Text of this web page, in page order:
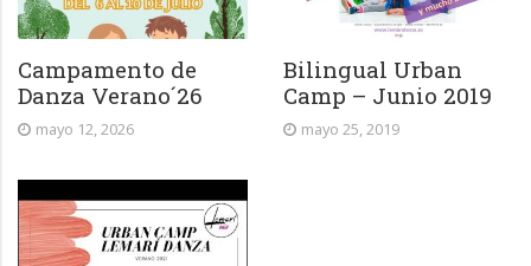
Campamento de
Danza Verano´26
mayo 12, 2026
Bilingual Urban
Camp – Junio 2019
mayo 25, 2019